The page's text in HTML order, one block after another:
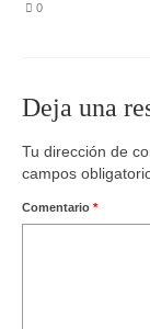
0
Deja una
Tu dirección de
campos
Comentario *